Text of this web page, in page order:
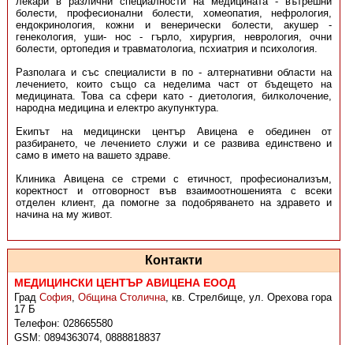
болeсти, професионални болести, хомеопатия, нефрология,
ендокринология, кожни и венерически болести, акушер -
генекология, уши- нос - гърло, хирургия, неврология, очни
болести, ортопедия и травматологиа, псхиатрия и психология.
Разполага и със специалисти в по - алтернативни области на
лечението, които също са неделима част от бъдещето на
медицината. Това са сфери като - диетология, билколочение,
народна медицина и електро акупунктура.
Екипът на медицински център Авицена е обединен от
разбирането, че лечението служи и се развива единствено и
само в името на вашето здраве.
Клиника Авицена се стреми с етичност, професионализъм,
коректност и отговорност във взаимоотношенията с всеки
отделен клиент, да помогне за подобряването на здравето и
начина на му живот.
Контакти
МЕДИЦИНСКИ ЦЕНТЪР АВИЦЕНА ЕООД
ГрадСофия,Община Столична,кв. Стрелбище, ул. Орехова гора
17 Б
Телефон:028665580
GSM:0894363074, 0888818837